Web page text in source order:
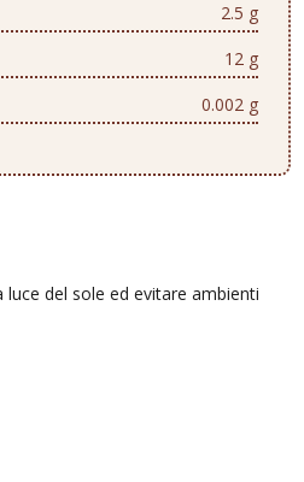
2.5 g
12 g
0.002 g
luce del sole ed evitare ambienti